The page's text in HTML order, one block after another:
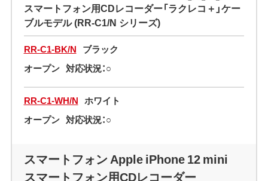
スマートフォン用CDレコーダー「ラクレコ＋」ケー
ブルモデル (RR-C1/N シリーズ)
RR-C1-BK/N ブラック
オープン 対応状況：○
RR-C1-WH/N ホワイト
オープン 対応状況：○
スマートフォン Apple iPhone 12 mini
スマートフォン用CDレコーダー